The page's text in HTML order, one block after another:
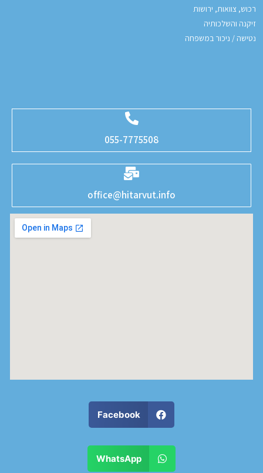
רכוש, צוואות, ירושות
זיקנה והשלכותיה
נטישה / ניכור במשפחה
055-7775508
office@hitarvut.info
Facebook
WhatsApp